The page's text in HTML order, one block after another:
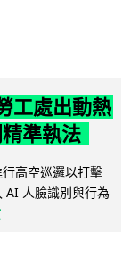
工處出動熱
準執法
高空巡邏以打擊
AI 人臉識別與行為